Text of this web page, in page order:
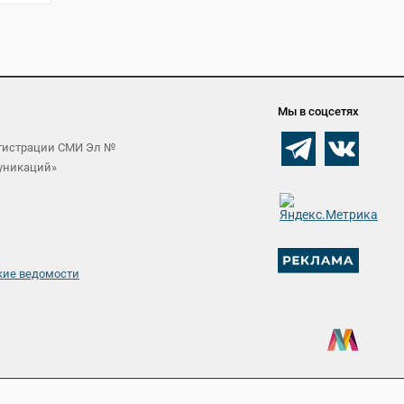
СМИ Эл №
ведомости
Мы в соцсетях